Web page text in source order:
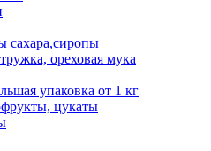
сахара,сиропы
ореховая мука
упаковка от 1 кг
цукаты